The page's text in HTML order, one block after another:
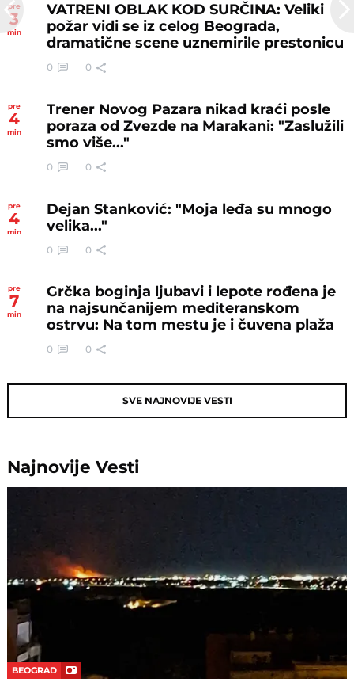
pre
3
min
VATRENI OBLAK KOD SURČINA: Veliki
požar vidi se iz celog Beograda,
dramatične scene uznemirile prestonicu
0 0
pre
4
min
Trener Novog Pazara nikad kraći posle
poraza od Zvezde na Marakani: "Zaslužili
smo više..."
0 0
pre
4
min
Dejan Stanković: "Moja leđa su mnogo
velika..."
0 0
pre
7
min
Grčka boginja ljubavi i lepote rođena je
na najsunčanijem mediteranskom
ostrvu: Na tom mestu je i čuvena plaža
0 0
SVE NAJNOVIJE VESTI
NajnovijeVesti
BEOGRAD